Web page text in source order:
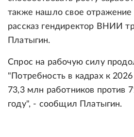
также нашло свое отражение
рассказ гендиректор ВНИИ
Платыгин.
Спрос на рабочую силу
"Потребность в кадрах к 2026
73,3 млн работников против
году", - сообщил Платыгин.